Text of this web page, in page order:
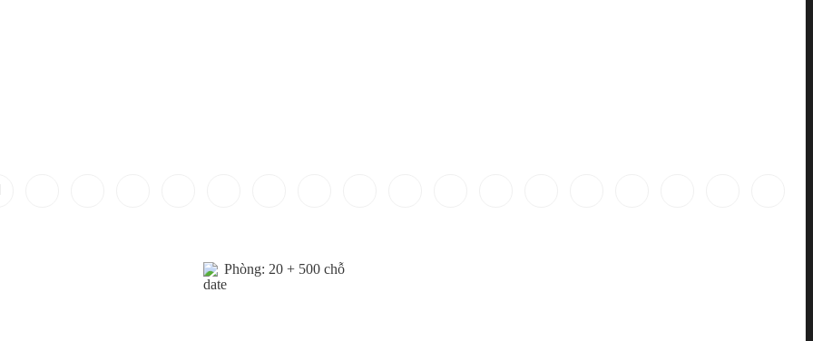
Phòng: 20 + 500 chỗ